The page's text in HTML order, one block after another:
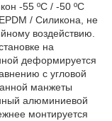
-55 ºC / -50 ºC
/ Силикона, не
воздействию.
на
деформируется
с угловой
манжеты
алюминиевой
монтируется